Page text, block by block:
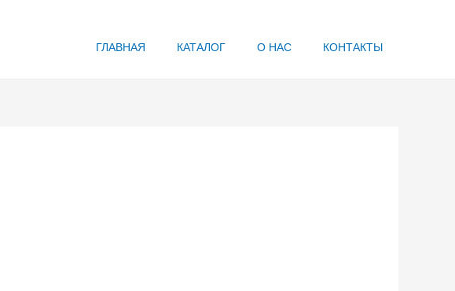
ГЛАВНАЯ КАТАЛОГ О НАС КОНТАКТЫ